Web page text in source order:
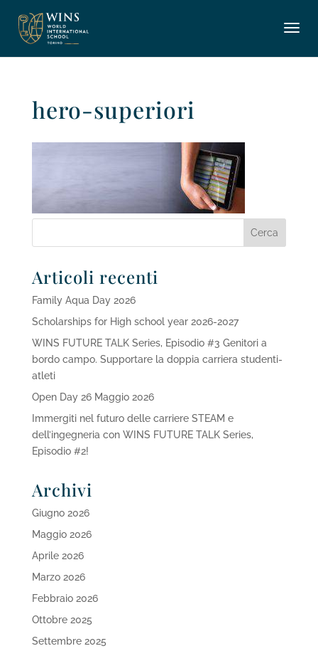
hero-superiori
Articoli recenti
Family Aqua Day 2026
Scholarships for High school year 2026-2027
WINS FUTURE TALK Series, Episodio #3 Genitori a
bordo campo. Supportare la doppia carriera studenti-
atleti
Open Day 26 Maggio 2026
Immergiti nel futuro delle carriere STEAM e
dell’ingegneria con WINS FUTURE TALK Series,
Episodio #2!
Archivi
Giugno 2026
Maggio 2026
Aprile 2026
Marzo 2026
Febbraio 2026
Ottobre 2025
Settembre 2025